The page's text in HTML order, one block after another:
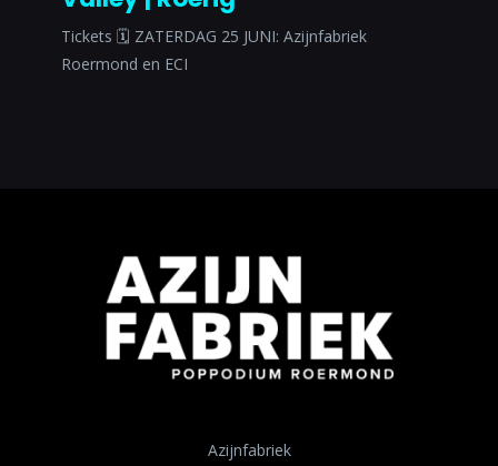
Tickets 🗓 ZATERDAG 25 JUNI: Azijnfabriek
Roermond en ECI
Azijnfabriek